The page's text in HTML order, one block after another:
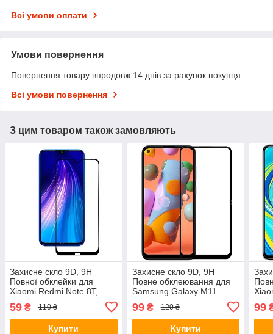
Всі умови оплати
Умови повернення
Повернення товару впродовж 14 днів за рахунок покупця
Всі умови повернення
З цим товаром також замовляють
Захисне скло 9D, 9H
Повної обклейки для
Xiaomi Redmi Note 8T,
59 ₴ 110 ₴
Купити
Захисне скло 9D, 9H
Повне обклеювання для
Samsung Galaxy M11
99₴ 120 ₴
Купити
99